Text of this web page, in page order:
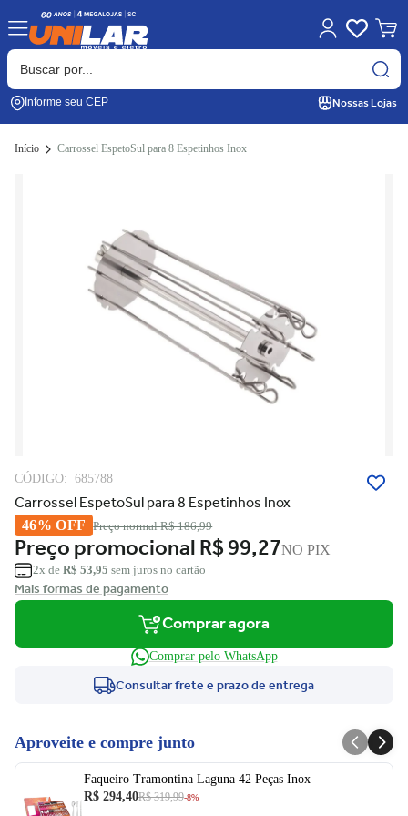
Informe seu CEP Nossas Lojas
Início Carrossel EspetoSul para 8 Espetinhos Inox
CÓDIGO: 685788
Carrossel EspetoSul para 8 Espetinhos Inox
46% OFF Preço normalR$ 186,99
Preço promocionalR$ 99,27NO PIX
2x de R$ 53,95 sem juros no cartão
Mais formas de pagamento
Comprar agora
Comprar pelo WhatsApp
Consultar frete e prazo de entrega
Aproveite e compre junto
Faqueiro Tramontina Laguna 42 Peças Inox
R$ 294,40R$ 319,99-8%